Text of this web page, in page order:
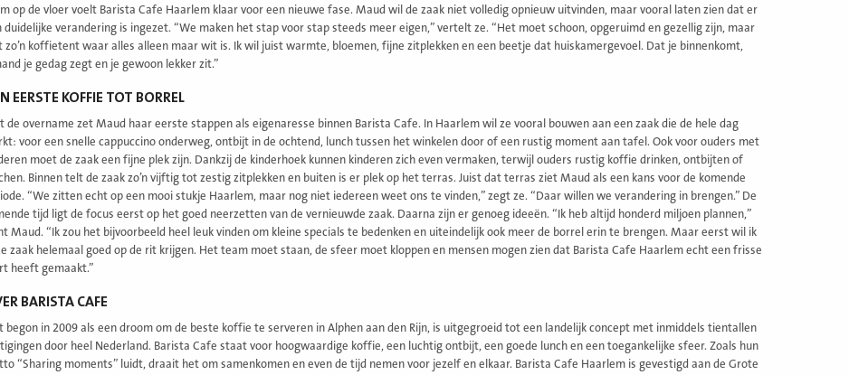
op de vloer voelt Barista Cafe Haarlem klaar voor een nieuwe fase. Maud wil de zaak niet volledig opnieuw uitvinden, maar vooral laten zien dat er
duidelijke verandering is ingezet. “We maken het stap voor stap steeds meer eigen,” vertelt ze. “Het moet schoon, opgeruimd en gezellig zijn, maar
zo’n koffietent waar alles alleen maar wit is. Ik wil juist warmte, bloemen, fijne zitplekken en een beetje dat huiskamergevoel. Dat je binnenkomt,
je gedag zegt en je gewoon lekker zit.”
EERSTE KOFFIE TOT BORREL
de overname zet Maud haar eerste stappen als eigenaresse binnen Barista Cafe. In Haarlem wil ze vooral bouwen aan een zaak die de hele dag
voor een snelle cappuccino onderweg, ontbijt in de ochtend, lunch tussen het winkelen door of een rustig moment aan tafel. Ook voor ouders met
moet de zaak een fijne plek zijn. Dankzij de kinderhoek kunnen kinderen zich even vermaken, terwijl ouders rustig koffie drinken, ontbijten of
Binnen telt de zaak zo’n vijftig tot zestig zitplekken en buiten is er plek op het terras. Juist dat terras ziet Maud als een kans voor de komende
“We zitten echt op een mooi stukje Haarlem, maar nog niet iedereen weet ons te vinden,” zegt ze. “Daar willen we verandering in brengen.” De
tijd ligt de focus eerst op het goed neerzetten van de vernieuwde zaak. Daarna zijn er genoeg ideeën. “Ik heb altijd honderd miljoen plannen,”
Maud. “Ik zou het bijvoorbeeld heel leuk vinden om kleine specials te bedenken en uiteindelijk ook meer de borrel erin te brengen. Maar eerst wil ik
zaak helemaal goed op de rit krijgen. Het team moet staan, de sfeer moet kloppen en mensen mogen zien dat Barista Cafe Haarlem echt een frisse
heeft gemaakt.”
BARISTA CAFE
begon in 2009 als een droom om de beste koffie te serveren in Alphen aan den Rijn, is uitgegroeid tot een landelijk concept met inmiddels tientallen
door heel Nederland. Barista Cafe staat voor hoogwaardige koffie, een luchtig ontbijt, een goede lunch en een toegankelijke sfeer. Zoals hun
“Sharing moments” luidt, draait het om samenkomen en even de tijd nemen voor jezelf en elkaar. Barista Cafe Haarlem is gevestigd aan de Grote